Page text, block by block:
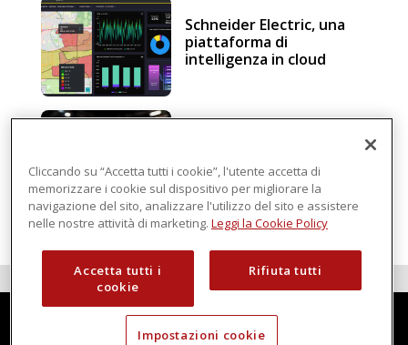
Schneider Electric, una
piattaforma di
intelligenza in cloud
Regolamento macchine
Cliccando su “Accetta tutti i cookie”, l'utente accetta di
memorizzare i cookie sul dispositivo per migliorare la
navigazione del sito, analizzare l'utilizzo del sito e assistere
nelle nostre attività di marketing. Leggi la Cookie Policy
Accetta tutti i
cookie
Rifiuta tutti
Impostazioni cookie